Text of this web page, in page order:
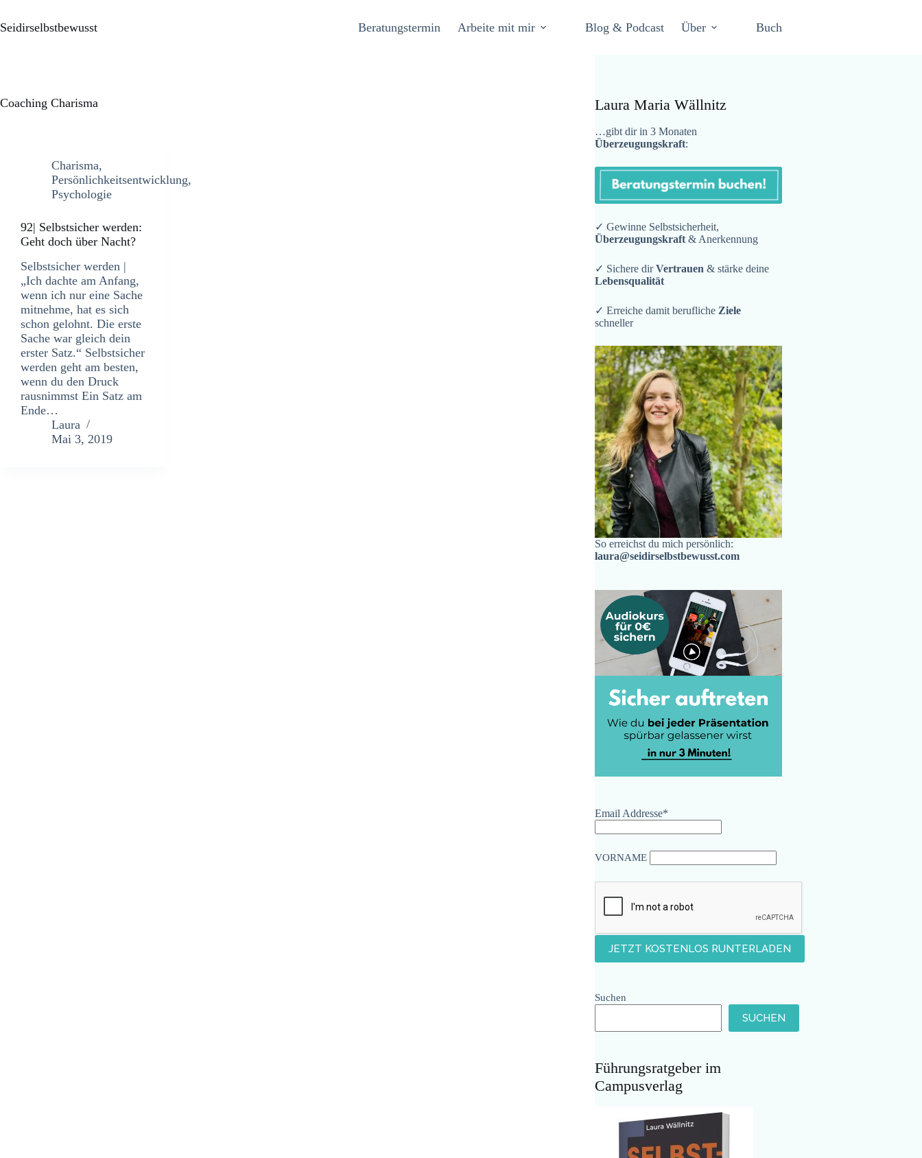
Seidirselbstbewusst Beratungstermin Arbeite mit mir Blog & Podcast Über Buch
Coaching Charisma
Charisma,
Persönlichkeitsentwicklung,
Psychologie
92| Selbstsicher werden:
Geht doch über Nacht?
Selbstsicher werden |
„Ich dachte am Anfang,
wenn ich nur eine Sache
mitnehme, hat es sich
schon gelohnt. Die erste
Sache war gleich dein
erster Satz.“ Selbstsicher
werden geht am besten,
wenn du den Druck
rausnimmst Ein Satz am
Ende…
Laura
Mai 3, 2019
Laura Maria Wällnitz
…gibt dir in 3 Monaten
Überzeugungskraft:
✓ Gewinne Selbstsicherheit,
Überzeugungskraft & Anerkennung
✓ Sichere dirVertrauen & stärke deine
Lebensqualität
✓ Erreiche damit berufliche Ziele
schneller
So erreichst du mich persönlich:
laura@seidirselbstbewusst.com
Email Addresse*
VORNAME
Suchen
SUCHEN
Führungsratgeber im
Campusverlag